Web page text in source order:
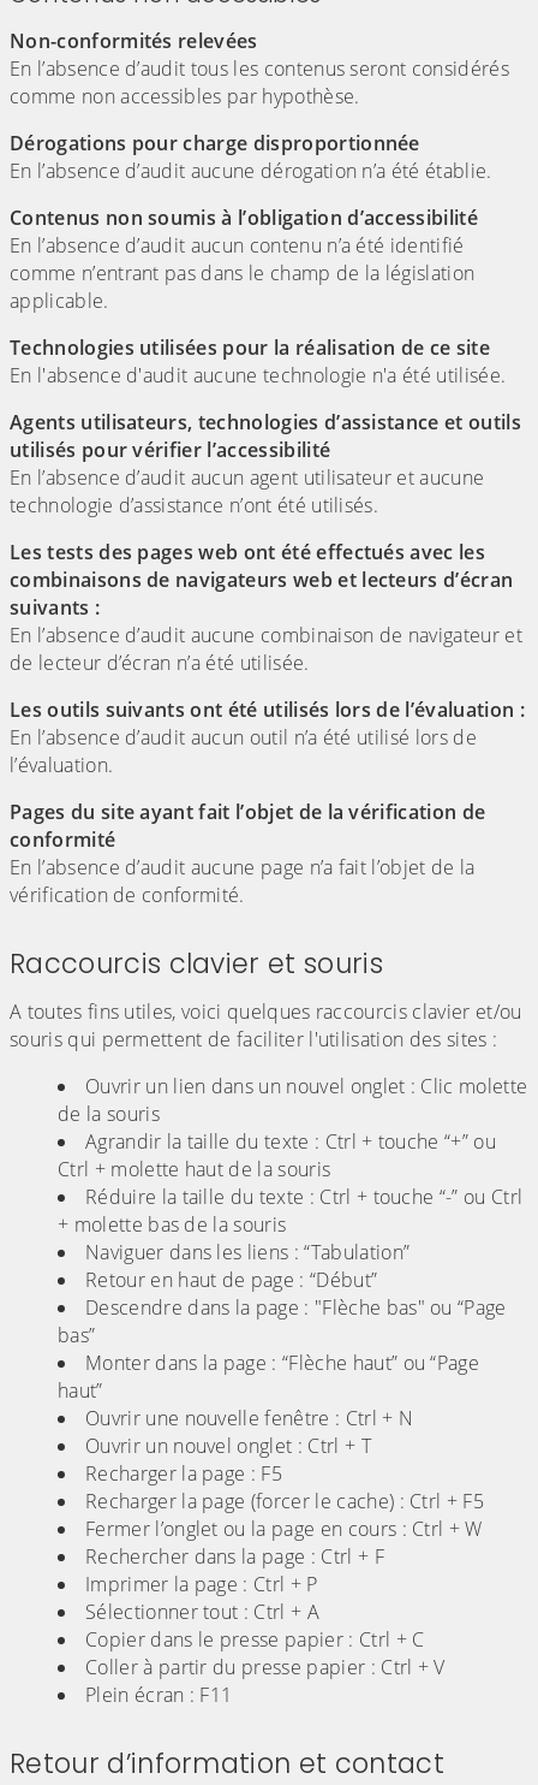
Non-conformités relevées
En l’absence d’audit tous les contenus seront considérés
comme non accessibles par hypothèse.
Dérogations pour charge disproportionnée
En l’absence d’audit aucune dérogation n’a été établie.
Contenus non soumis à l’obligation d’accessibilité
En l’absence d’audit aucun contenu n’a été identifié
comme n’entrant pas dans le champ de la législation
applicable.
Technologies utilisées pour la réalisation de ce site
En l'absence d'audit aucune technologie n'a été utilisée.
Agents utilisateurs, technologies d’assistance et outils
utilisés pour vérifier l’accessibilité
En l’absence d’audit aucun agent utilisateur et aucune
technologie d’assistance n’ont été utilisés.
Les tests des pages web ont été effectués avec les
combinaisons de navigateurs web et lecteurs d’écran
suivants :
En l’absence d’audit aucune combinaison de navigateur et
de lecteur d’écran n’a été utilisée.
Les outils suivants ont été utilisés lors de l’évaluation :
En l’absence d’audit aucun outil n’a été utilisé lors de
l’évaluation.
Pages du site ayant fait l’objet de la vérification de
conformité
En l’absence d’audit aucune page n’a fait l’objet de la
vérification de conformité.
Raccourcis clavier et souris
A toutes fins utiles, voici quelques raccourcis clavier et/ou
souris qui permettent de faciliter l'utilisation des sites :
Ouvrir un lien dans un nouvel onglet : Clic molette
de la souris
Agrandir la taille du texte : Ctrl + touche “+” ou
Ctrl + molette haut de la souris
Réduire la taille du texte : Ctrl + touche “-” ou Ctrl
+ molette bas de la souris
Naviguer dans les liens : “Tabulation”
Retour en haut de page : “Début”
Descendre dans la page : "Flèche bas" ou “Page
bas”
Monter dans la page : “Flèche haut” ou “Page
haut”
Ouvrir une nouvelle fenêtre : Ctrl + N
Ouvrir un nouvel onglet : Ctrl + T
Recharger la page : F5
Recharger la page (forcer le cache) : Ctrl + F5
Fermer l’onglet ou la page en cours : Ctrl + W
Rechercher dans la page : Ctrl + F
Imprimer la page : Ctrl + P
Sélectionner tout : Ctrl + A
Copier dans le presse papier : Ctrl + C
Coller à partir du presse papier : Ctrl + V
Plein écran : F11
Retour d’information et contact